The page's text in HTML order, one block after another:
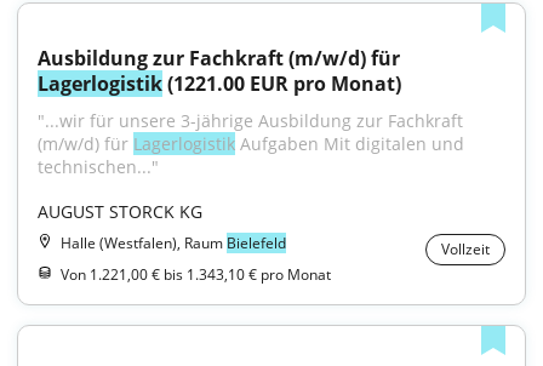
Lagerlogistik (1221.00 EUR pro Monat)
"...wir für unsere 3-jährige Ausbildung zur Fachkraft
(m/w/d) für Lagerlogistik Aufgaben Mit digitalen und
technischen..."
AUGUST STORCK KG
Halle (Westfalen), Raum Bielefeld
Vollzeit
Von 1.221,00 € bis 1.343,10 € pro Monat